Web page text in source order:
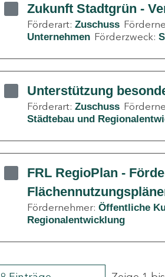
Zukunft Stadtgrün -
Förderart: Zuschuss
Unternehmen Förderzweck:
Unterstützung
Förderart: Zuschuss
Städtebau und
FRL RegioPlan -
Fördernehmer: Öffentliche
Regionalentwicklung